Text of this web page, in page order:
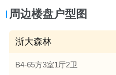
周边楼盘户型图
浙大森林
B4-65方3室1厅2卫